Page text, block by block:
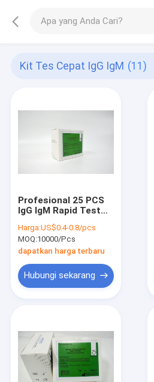
Kit Tes Cepat IgG IgM (11)
Profesional 25 PCS
IgG IgM Rapid Test
Antibodi Dengue
Harga:US$0.4-0.8/pcs
MOQ:10000/Pcs
dapatkan harga terbaru
Hubungi sekarang